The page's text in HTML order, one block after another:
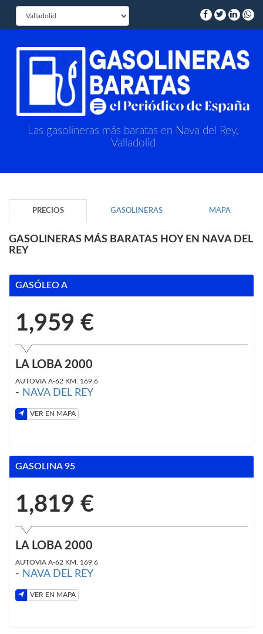
Las gasolineras más baratas en Nava del Rey,
Valladolid
PRECIOS GASOLINERAS MAPA
GASOLINERAS MÁS BARATAS HOY EN NAVA DEL
REY
GASÓLEO A
1,959 €
LA LOBA 2000
AUTOVIA A-62 KM. 169,6
- NAVA DEL REY
VER EN MAPA
GASOLINA 95
1,819 €
LA LOBA 2000
AUTOVIA A-62 KM. 169,6
- NAVA DEL REY
VER EN MAPA